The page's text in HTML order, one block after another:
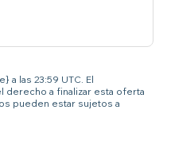
a las 23:59 UTC. El
derecho a finalizar esta oferta
pueden estar sujetos a